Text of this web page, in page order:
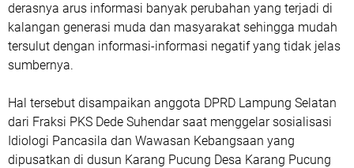
derasnya arus informasi banyak perubahan yang terjadi di
kalangan generasi muda dan masyarakat sehingga mudah
tersulut dengan informasi-informasi negatif yang tidak jelas
sumbernya.
Hal tersebut disampaikan anggota DPRD Lampung Selatan
dari Fraksi PKS Dede Suhendar saat menggelar sosialisasi
Idiologi Pancasila dan Wawasan Kebangsaan yang
dipusatkan di dusun Karang Pucung Desa Karang Pucung